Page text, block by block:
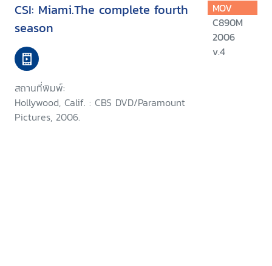
CSI: Miami.The complete fourth
season
สถานที่พิมพ์:
Hollywood, Calif. : CBS DVD/Paramount
Pictures, 2006.
MOV
C890M
2006
v.4